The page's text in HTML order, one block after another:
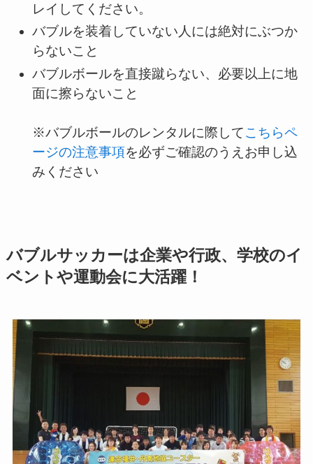
レイしてください。
バブルを装着していない人には絶対にぶつか
らないこと
バブルボールを直接蹴らない、必要以上に地
面に擦らないこと
※バブルボールのレンタルに際してこちらペ
ージの注意事項を必ずご確認のうえお申し込
みください
バブルサッカーは企業や行政、学校のイ
ベントや運動会に大活躍！